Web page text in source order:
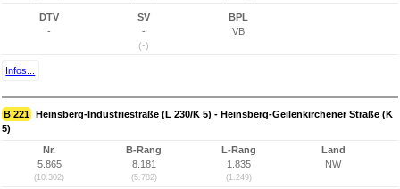
DTV
-
SV
-
(-)
BPL
VB
Infos...
B 221 Heinsberg-Industriestraße (L 230/K 5) - Heinsberg-Geilenkirchener Straße (K
5)
Nr.
5.865
(10.302)
B-Rang
8.181
(5.782)
L-Rang
1.835
(1.249)
Land
NW